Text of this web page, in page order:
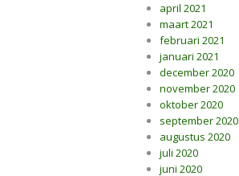
april 2021
maart 2021
februari 2021
januari 2021
december 2020
november 2020
oktober 2020
september 2020
augustus 2020
juli 2020
juni 2020